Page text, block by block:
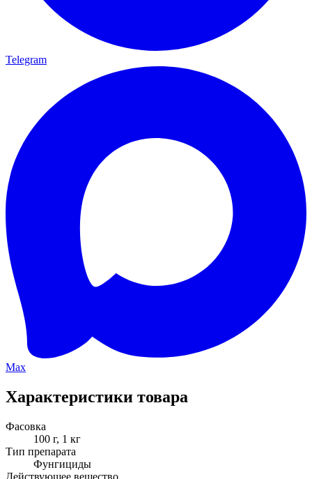
Telegram
Max
Характеристики товара
Фасовка
100 г, 1 кг
Тип препарата
Фунгициды
Действующее вещество